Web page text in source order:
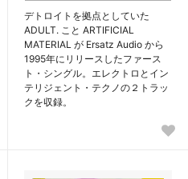
デトロイトを拠点としていた
ADULT. こと ARTIFICIAL
MATERIAL が Ersatz Audio から
1995年にリリースしたファース
ト・シングル。エレクトロとイン
テリジェント・テクノの２トラッ
クを収録。